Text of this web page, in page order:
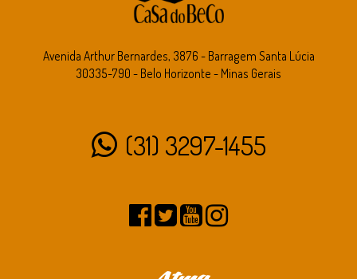
Avenida Arthur Bernardes, 3876 - Barragem Santa Lúcia
30335-790 - Belo Horizonte - Minas Gerais
(31) 3297-1455